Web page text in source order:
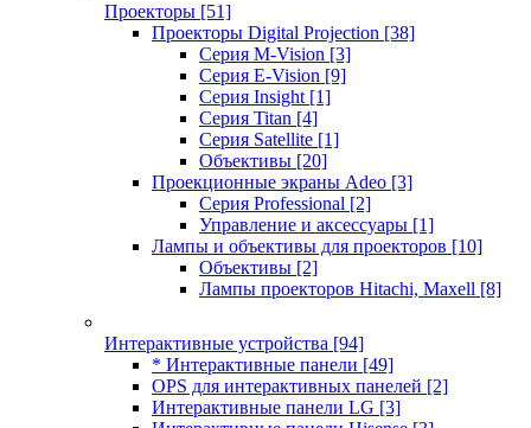
Проекторы [51]
Проекторы Digital Projection [38]
Серия M-Vision [3]
Серия E-Vision [9]
Серия Insight [1]
Серия Titan [4]
Серия Satellite [1]
Объективы [20]
Проекционные экраны Adeo [3]
Серия Professional [2]
Управление и аксессуары [1]
Лампы и объективы для проекторов [10]
Объективы [2]
Лампы проекторов Hitachi, Maxell [8]
Интерактивные устройства [94]
* Интерактивные панели [49]
OPS для интерактивных панелей [2]
Интерактивные панели LG [3]